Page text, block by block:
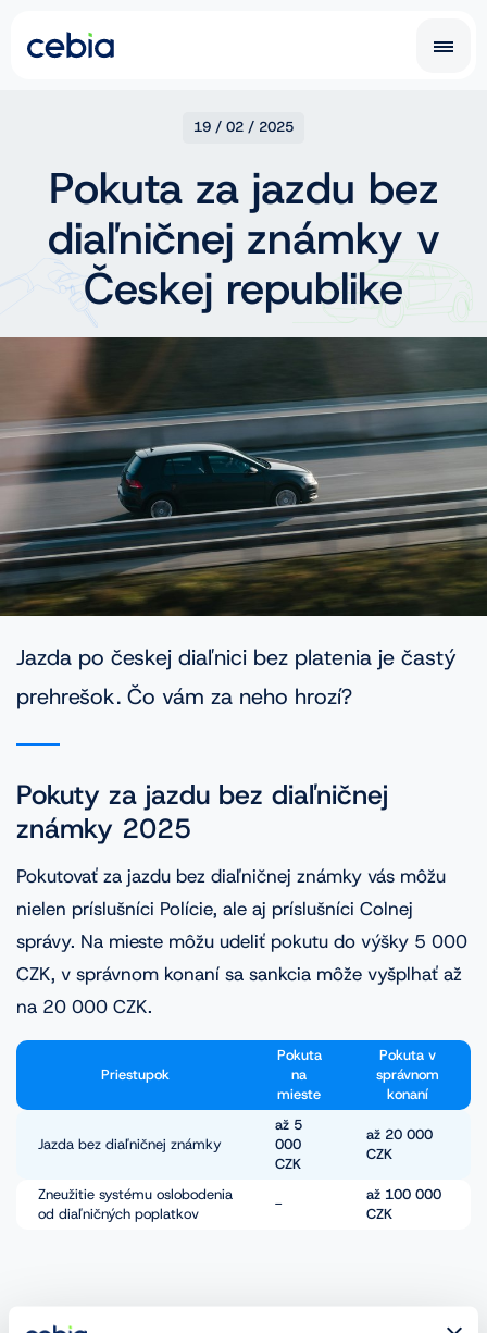
CZ
EN
RO UA
FR
PL
Car History Report
Prehliadka na poistenie vozidla
VINFOTO
Mobilní aplikácia Cebia Foto
Homologácie vozidiel
Časté dopyty
Kontakt
19 / 02 / 2025
Pokuta za jazdu bez
diaľničnej známky v
Českej republike
Jazda po českej diaľnici bez platenia je častý
prehrešok. Čo vám za neho hrozí?
Pokuty za jazdu bez diaľničnej
známky 2025
Pokutovať za jazdu bez diaľničnej známky vás môžu
nielen príslušníci Polície, ale aj príslušníci Colnej
správy. Na mieste môžu udeliť pokutu do výšky 5 000
CZK, v správnom konaní sa sankcia môže vyšplhať až
na 20 000 CZK.
Priestupok
Pokuta
na
mieste
Pokuta v
správnom
konaní
Jazda bez diaľničnej známky
až 5
000
CZK
až 20 000
CZK
Zneužitie systému oslobodenia
od diaľničných poplatkov
-
až 100 000
CZK